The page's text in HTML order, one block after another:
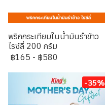
พริกกระเทียมในน้ำมันรำข้าว
ไรซ์ลี่ 200 กรัม
฿165 - ฿580
-35%